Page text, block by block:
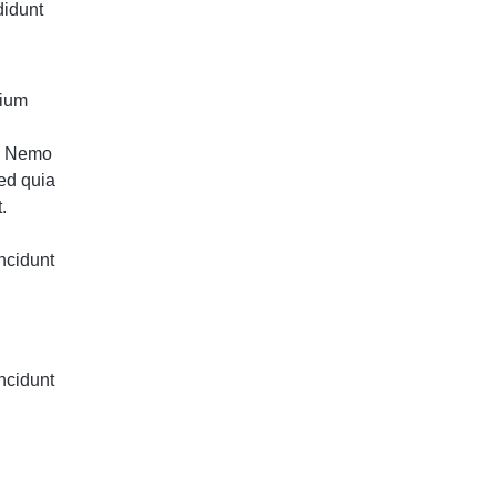
Nemo
quia